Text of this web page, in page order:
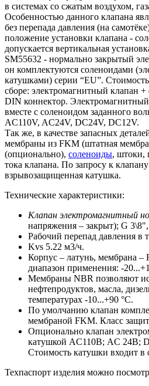
в системах со сжатым воздухом,
Особенностью данного клапана
без перепада давления (на
положение установки клапана -
допускается вертикальная
SM55632 - нормально закрытый
он комплектуются соленоидами
катушками) серии “EU”.
сборе: электромагнитный клапан
DIN коннектор. Электромагнитный
вместе с соленоидом заданного
AC110V, AC24V, DC24V, DC12V.
Так же, в качестве запасных
мембраны из FKM (штатная
(опционально), соленоиды, штоки,
тока клапана. По запросу к
взрывозащищенная катушка.
Технические характеристики:
Клапан электромагнитный
напряжения – закрыт); G
Рабочий перепад давления в
Kvs 5.22 м3/ч.
Корпус – латунь, мембрана
диапазон применения: -
Мембраны NBR позволяют
нефтепродуктов, масла,
температурах -10...+90 °С.
По умолчанию клапан
мембраной FKM. Класс
Опционально клапан
катушкой AC110В; AC 24В;
Стоимость катушки входит в
Техпаспорт изделия можно